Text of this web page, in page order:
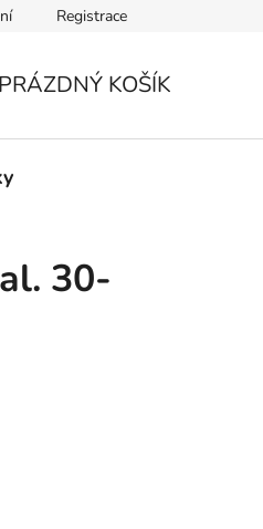
Registrace
PRÁZDNÝ KOŠÍK
30-